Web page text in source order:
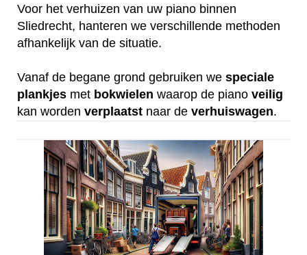
Voor het verhuizen van uw piano binnen
Sliedrecht, hanteren we verschillende methoden
afhankelijk van de situatie.
Vanaf de begane grond gebruiken we speciale
plankjes met bokwielen waarop de piano veilig
kan worden verplaatst naar de verhuiswagen.